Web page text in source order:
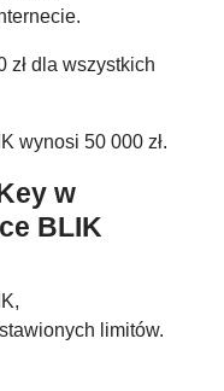
zł dla wszystkich
wynosi 50 000 zł.
w
BLIK
limitów.